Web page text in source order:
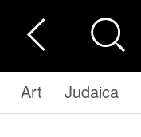
Art Judaica